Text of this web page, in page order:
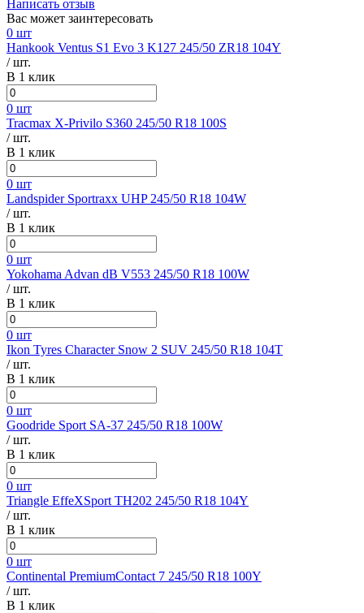
Написать отзыв
Вас может заинтересовать
0 шт
Hankook Ventus S1 Evo 3 K127 245/50 ZR18 104Y
/ шт.
В 1 клик
0 шт
Tracmax X-Privilo S360 245/50 R18 100S
/ шт.
В 1 клик
0 шт
Landspider Sportraxx UHP 245/50 R18 104W
/ шт.
В 1 клик
0 шт
Yokohama Advan dB V553 245/50 R18 100W
/ шт.
В 1 клик
0 шт
Ikon Tyres Character Snow 2 SUV 245/50 R18 104T
/ шт.
В 1 клик
0 шт
Goodride Sport SA-37 245/50 R18 100W
/ шт.
В 1 клик
0 шт
Triangle EffeXSport TH202 245/50 R18 104Y
/ шт.
В 1 клик
0 шт
Continental PremiumContact 7 245/50 R18 100Y
/ шт.
В 1 клик